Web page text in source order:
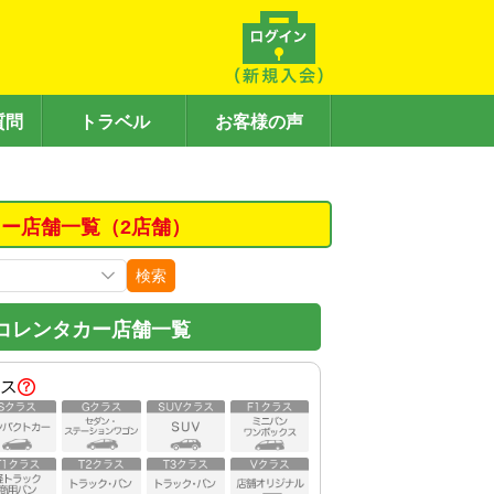
問 トラベル お客様の声
店舗一覧（2店舗）
検索
レンタカー店舗一覧